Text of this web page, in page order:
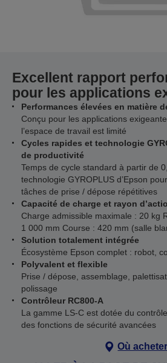
Excellent rapport
pour les applications
Performances élevées en matière
Conçu pour les applications
l’espace de travail est limité
Cycles rapides et technologie
de productivité
Temps de cycle standard à partir de
technologie GYROPLUS d’Epson
tâches de prise / dépose répétitives
Capacité de charge et rayon
Charge admissible maximale : 20 kg
1 000 mm Course : 420 mm (salle
Solution totalement intégrée
Écosystème Epson complet : robot,
Polyvalent et flexible
Prise / dépose, assemblage,
polissage
Contrôleur RC800-A
La gamme LS‑C est dotée du
des fonctions de sécurité avancées
Où acheter